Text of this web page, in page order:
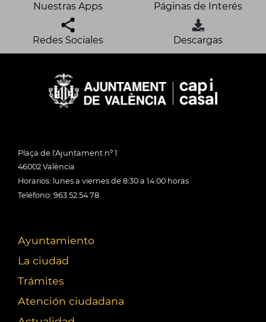
Nuestras Apps Páginas de Interés
Redes Sociales Descargas
Plaça de l'Ajuntament nº 1
46002 València
Horarios: lunes a viernes de 8:30 a 14:00 horas
Teléfono: 963 52 54 78
Ayuntamiento
La ciudad
Trámites
Atención ciudadana